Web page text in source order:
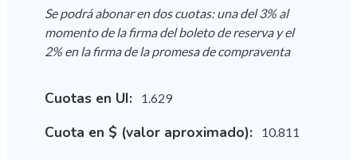
Se podrá abonar en dos cuotas: una del 3% al
momento de la firma del boleto de reserva y el
2% en la firma de la promesa de compraventa
Cuotas en UI: 1.629
Cuota en $ (valor aproximado): 10.811